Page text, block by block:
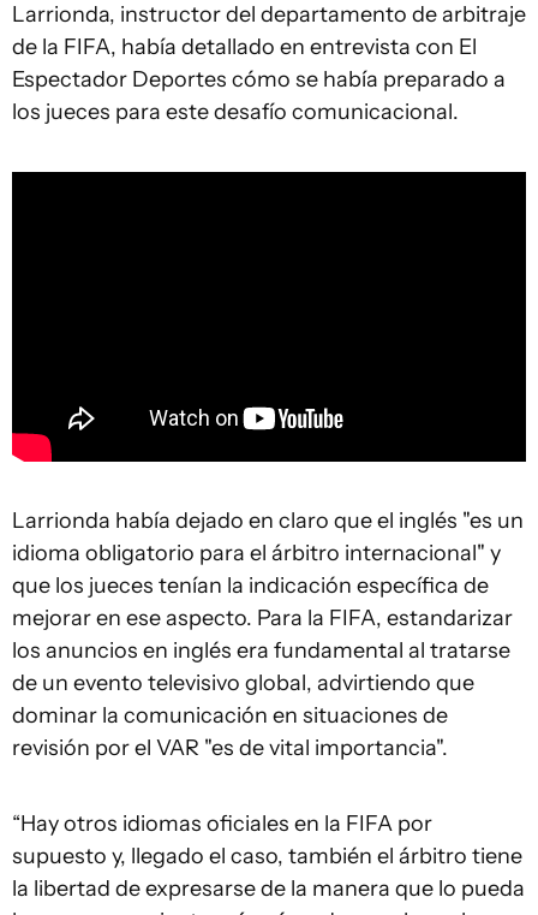
Larrionda, instructor del departamento de arbitraje
de la FIFA, había detallado en entrevista con El
Espectador Deportes cómo se había preparado a
los jueces para este desafío comunicacional.
Larrionda había dejado en claro que el inglés "es un
idioma obligatorio para el árbitro internacional" y
que los jueces tenían la indicación específica de
mejorar en ese aspecto. Para la FIFA, estandarizar
los anuncios en inglés era fundamental al tratarse
de un evento televisivo global, advirtiendo que
dominar la comunicación en situaciones de
revisión por el VAR "es de vital importancia".
“Hay otros idiomas oficiales en la FIFA por
supuesto y, llegado el caso, también el árbitro tiene
la libertad de expresarse de la manera que lo pueda